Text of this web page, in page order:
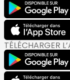
TÉLÉCHARGER